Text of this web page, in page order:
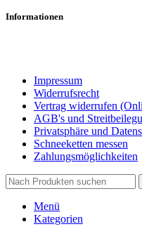
Informationen
Impressum
Widerrufsrecht
Vertrag widerrufen
AGB's und
Privatsphäre und
Schneeketten messen
Zahlungsmöglichkeiten
Menü
Kategorien